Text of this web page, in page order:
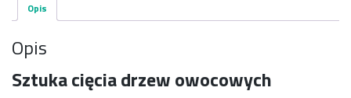
Opis
Opis
Sztuka cięcia drzew owocowych